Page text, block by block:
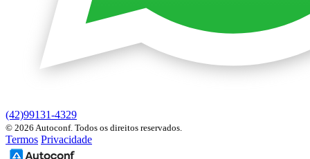
(42)99131-4329
© 2026 Autoconf. Todos os direitos reservados.
Termos Privacidade